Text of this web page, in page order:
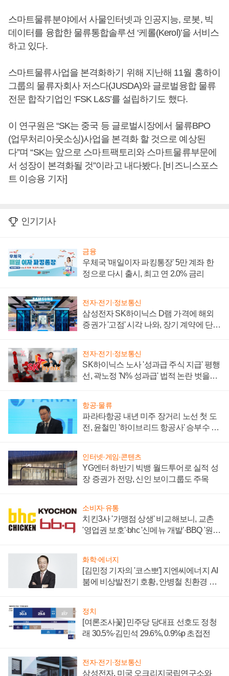
스마트물류분야에서 사물인터넷과 인공지능, 로봇, 빅
데이터를 융합한 물류통합솔루션 ‘케롤(Kerol)’을 서비스
하고 있다.
스마트물류사업을 본격화하기 위해 지난해 11월 홍하이
그룹의 물류자회사 저스다(JUSDA)와 글로벌융합 물류
전문 합작기업인 ‘FSK L&S’를 설립하기도 했다.
이 연구원은 “SK는 중국 등 글로벌시장에서 물류BPO
(업무처리아웃소싱)사업을 본격화 할 것으로 예상된
다”며 “SK는 앞으로 스마트팩토리와 스마트물류부문에
서 성장이 본격화될 것”이라고 내다봤다. [비즈니스포스
트 이승용 기자]
인기기사
금융
우체국 '매일이자 파킹통장' 5만 계좌 한
정으로 다시 출시, 최고 연 2.0% 금리
전자·전기·정보통신
삼성전자 SK하이닉스 D램 가격에 해외
증권가 '고점' 시각 나와, 장기 계약에 단점
전자·전기·정보통신
SK하이닉스 노사 '성과급 주식 지급' 평행
선, 곽노정 'N% 성과급' 법적 논란 벗을지
항공·물류
파라타항공 내년 미주 장거리 노선 첫 도
전, 윤철민 '하이브리드 항공사' 승부수 통
인터넷·게임·콘텐츠
YG엔터 하반기 빅뱅 월드투어로 실적 성
장 증권가 전망, 신인 보이그룹도 주목
소비자·유통
치킨3사 '가맹점 상생' 비교해보니, 교촌
'영업권 보호'·bhc '신메뉴 개발'·BBQ '원가
화학·에너지
[김민정 기자의 '코스뽀'] 지엔씨에너지 AI
붐에 비상발전기 호황, 안병철 친환경 에
정치
[여론조사꽃] 민주당 당대표 선호도 정청
래 30.5%·김민석 29.6%, 0.9%p 초접전
전자·전기·정보통신
삼성전자, 미국 오크리지국립연구소와